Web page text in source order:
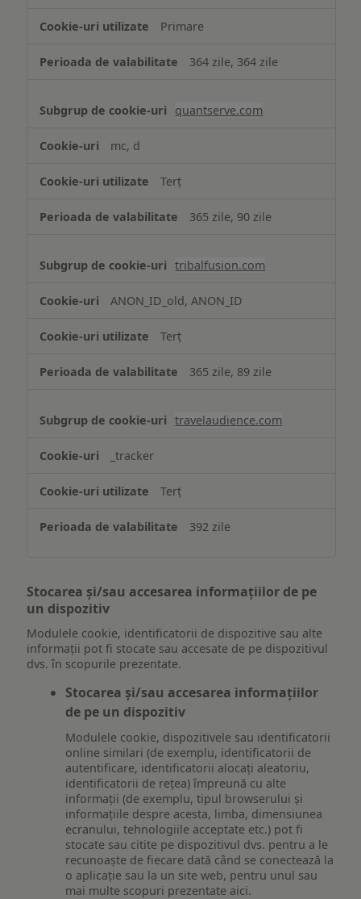
Primare
364 zile, 364 zile
quantserve.com
mc, d
Terț
365 zile, 90 zile
tribalfusion.com
ANON_ID_old, ANON_ID
Terț
365 zile, 89 zile
travelaudience.com
_tracker
Terț
392 zile
Stocarea și/sau accesarea informațiilor de pe
un dispozitiv
Modulele cookie, identificatorii de dispozitive sau alte
informații pot fi stocate sau accesate de pe dispozitivul
dvs. în scopurile prezentate.
Stocarea și/sau accesarea informațiilor
de pe un dispozitiv
Modulele cookie, dispozitivele sau identificatorii
online similari (de exemplu, identificatorii de
autentificare, identificatorii alocați aleatoriu,
identificatorii de rețea) împreună cu alte
informații (de exemplu, tipul browserului și
informațiile despre acesta, limba, dimensiunea
ecranului, tehnologiile acceptate etc.) pot fi
stocate sau citite pe dispozitivul dvs. pentru a le
recunoaște de fiecare dată când se conectează la
o aplicație sau la un site web, pentru unul sau
mai multe scopuri prezentate aici.